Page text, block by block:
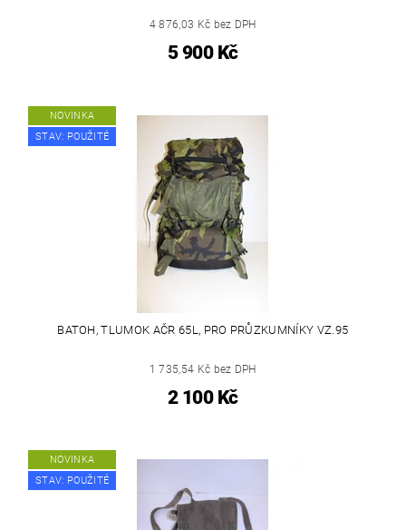
4 876,03 Kč bez DPH
5 900 Kč
NOVINKA
STAV: POUŽITÉ
BATOH, TLUMOK AČR 65L, PRO PRŮZKUMNÍKY VZ.95
1 735,54 Kč bez DPH
2 100 Kč
NOVINKA
STAV: POUŽITÉ